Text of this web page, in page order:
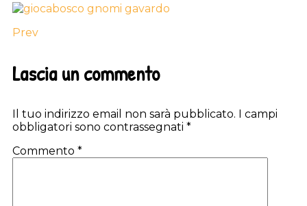
Prev
Interactions
Lascia un commento
Il tuo indirizzo email non sarà pubblicato. I campi
obbligatori sono contrassegnati *
Commento *